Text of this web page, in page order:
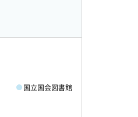
国立国会図書館